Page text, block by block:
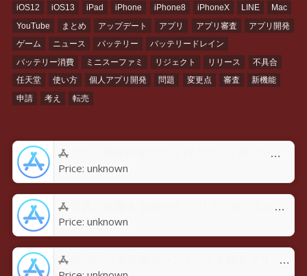
iOS12
iOS13 iPad iPhone iPhone8 iPhoneX LINE
Mac
YouTube
まとめ アップデート アプリ アプリ審査
アプリ開発
ゲーム
ニュース バッテリー
バッテリードレイン
バッテリー消費
ミニスーファミ リジェクト リリース
不具合
任天堂
使い方 個人アプリ開発 問題 変更点 審査
新機能
申請
考え 転売
グラフ簡単作成アプリ 円グラフ・棒グラフ・折れ線GraPhoアプリ - App Store
Price: unknown
写真に落書き お絵かき プリクラ加工-Rakugaky-アプリ - App Store
Price: unknown
MojiCon 文字数カウント・メモ帳アプリ - App Store